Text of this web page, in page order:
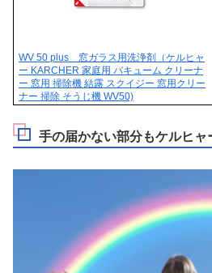
WV 50 plus 窓ガラス用洗浄剤（ケルヒャ
ー KARCHER 家庭用 バキューム クリーナ
ー 窓用 掃除機 結露 スクイジー 窓用クリー
ナー 掃除 そうじ機 WV50)
手の届かない部分もケルヒャ